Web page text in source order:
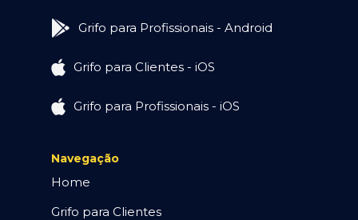
Grifo para Profissionais - Android
Grifo para Clientes - iOS
Grifo para Profissionais - iOS
Navegação
Home
Grifo para Clientes